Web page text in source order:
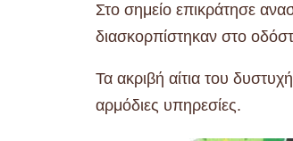
Στο σημείο επικράτησε
διασκορπίστηκαν στο
Τα ακριβή αίτια του
αρμόδιες υπηρεσίες.